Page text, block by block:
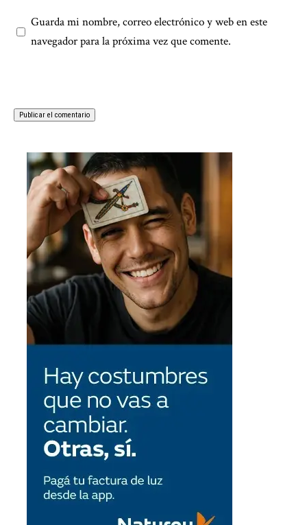
Guarda mi nombre, correo electrónico y web en este
navegador para la próxima vez que comente.